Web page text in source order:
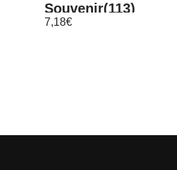
Souvenir(113)
7,18€